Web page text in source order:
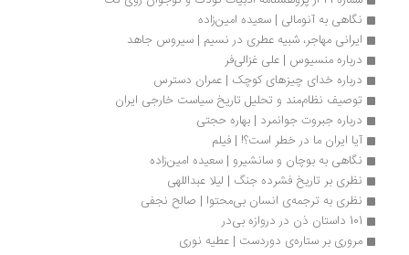
نگاهی به آنومالی | سعیده امین‌زاده
ایرانی مهاجر، شبیه عطری در نسیم | سیروس جاهد
درباره منسیوس | علی غزالی‌فر
درباره خدای چیزهای کوچک | عمران دسترس
توصیف نظام‌مند و تحلیل تاریخ سیاست خارجی ایران
درباره جبروت جوانمرد | بهاره حجتی
آیا ایران ما در خطر است؟! | فیلم
نگاهی به بوچان و سانشیرو | سعیده امین‌زاده
نظری بر تاریخ فشرده جنگ | لیلا عبداللهی
نظری به ترجمه‌ی انسان بی‌محتوا | صالح نجفی
مروری بر ستاره‌ی دوردست | عطیه نوری